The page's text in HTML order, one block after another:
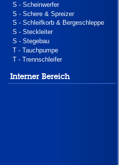
S - Scheinwerfer
S - Schere & Spreizer
S - Schleifkorb & Bergeschleppe
S - Steckleiter
S - Stegebau
T - Tauchpumpe
T - Trennschleifer
Interner Bereich